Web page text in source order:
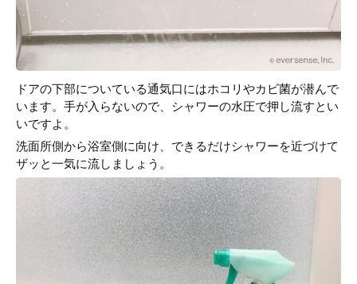
ドアの下部についている通気口にはホコリやカビ菌が潜んで
います。手が入らないので、シャワーの水圧で押し流すとい
いですよ。
洗面所側から浴室側に向け、できるだけシャワーを近づけて
ザッと一気に流しましょう。